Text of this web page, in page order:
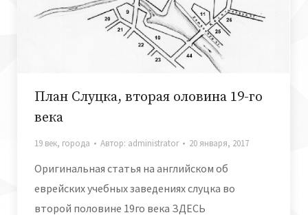
План Слуцка, вторая оловина 19-го
века
19 век, города Автор: administrator 20 января, 2017
Оригинальная статья на английском об
еврейских учебных заведениях слуцка во
второй половине 19го века ЗДЕСЬ